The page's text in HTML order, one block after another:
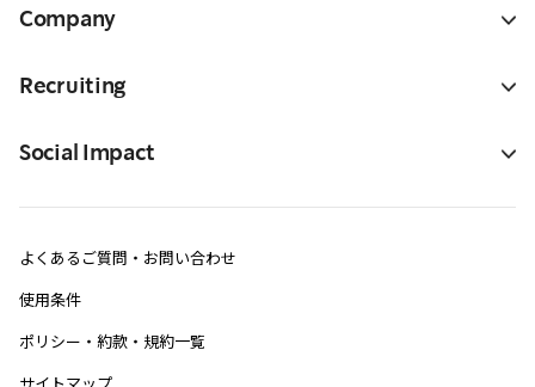
Company
Recruiting
Social Impact
よくあるご質問・お問い合わせ
使用条件
ポリシー・約款・規約一覧